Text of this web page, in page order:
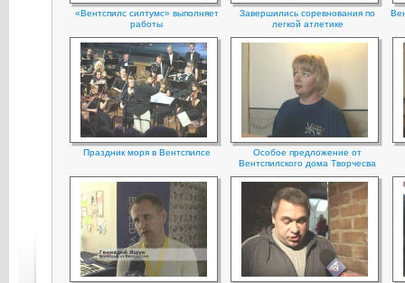
«Вентспилс силтумс» выполняет
работы
Завершились соревнования по
легкой атлетике
Праздник моря в Вентспилсе
Особое предложение от
Вентспилского дома Творчесва